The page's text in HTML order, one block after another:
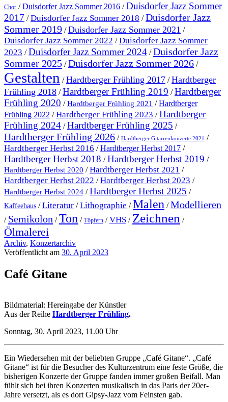
Chor /Duisdorfer Jazz Sommer 2016 /Duisdorfer Jazz Sommer
2017 /Duisdorfer Jazz Sommer 2018 /Duisdorfer Jazz
Sommer 2019 /Duisdorfer Jazz Sommer 2021 /
Duisdorfer Jazz Sommer 2022 /Duisdorfer Jazz Sommer
2023 /Duisdorfer Jazz Sommer 2024 /Duisdorfer Jazz
Sommer 2025 /Duisdorfer Jazz Sommer 2026 /
Gestalten /Hardtberger Frühling 2017 /Hardtberger
Frühling 2018 /Hardtberger Frühling 2019 /Hardtberger
Frühling 2020 /Hardtberger Frühling 2021 /Hardtberger
Frühling 2022 /Hardtberger Frühling 2023 /Hardtberger
Frühling 2024 /Hardtberger Frühling 2025 /
Hardtberger Frühling 2026 / Hardtberger Gitarrenkonzerte 2021 /
Hardtberger Herbst 2016 /Hardtberger Herbst 2017 /
Hardtberger Herbst 2018 /Hardtberger Herbst 2019 /
Hardtberger Herbst 2020 /Hardtberger Herbst 2021 /
Hardtberger Herbst 2022 /Hardtberger Herbst 2023 /
Hardtberger Herbst 2024 /Hardtberger Herbst 2025 /
Kaffeehaus /Literatur /Lithographie /Malen /Modellieren
/ Semikolon /Ton / Töpfern /VHS / Zeichnen /
Ölmalerei
Archiv, Konzertarchiv
Veröffentlicht am 30. April 2023
Café Gitane
Bildmaterial: Hereingabe der Künstler
Aus der Reihe Hardtberger Frühling.
Sonntag, 30. April 2023, 11.00 Uhr
Ein Wiedersehen mit der beliebten Gruppe „Café Gitane“. „Café
Gitane“ ist für die Besucher des Kulturzentrum eine feste Größe, die
bisherigen Konzerte der Gruppe fanden immer großen Beifall. Man
fühlt sich bei ihren Konzerten musikalisch in das Paris der 20er-
Jahre versetzt, als es dort Gipsy-Jazz vom Feinsten gab.